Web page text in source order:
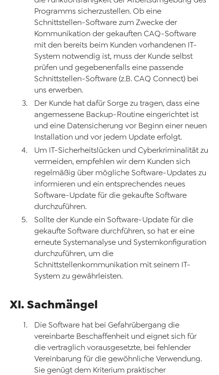
Programms sicherzustellen. Ob eine
Schnittstellen-Software zum Zwecke der
Kommunikation der gekauften CAQ-Software
mit den bereits beim Kunden vorhandenen IT-
System notwendig ist, muss der Kunde selbst
prüfen und gegebenenfalls eine passende
Schnittstellen-Software (z.B. CAQ Connect) bei
uns erwerben.
Der Kunde hat dafür Sorge zu tragen, dass eine
angemessene Backup-Routine eingerichtet ist
und eine Datensicherung vor Beginn einer neuen
Installation und vor jedem Update erfolgt.
Um IT-Sicherheitslücken und Cyberkriminalität zu
vermeiden, empfehlen wir dem Kunden sich
regelmäßig über mögliche Software-Updates zu
informieren und ein entsprechendes neues
Software-Update für die gekaufte Software
durchzuführen.
Sollte der Kunde ein Software-Update für die
gekaufte Software durchführen, so hat er eine
erneute Systemanalyse und Systemkonfiguration
durchzuführen, um die
Schnittstellenkommunikation mit seinem IT-
System zu gewährleisten.
XI. Sachmängel
Die Software hat bei Gefahrübergang die
vereinbarte Beschaffenheit und eignet sich für
die vertraglich vorausgesetzte, bei fehlender
Vereinbarung für die gewöhnliche Verwendung.
Sie genügt dem Kriterium praktischer